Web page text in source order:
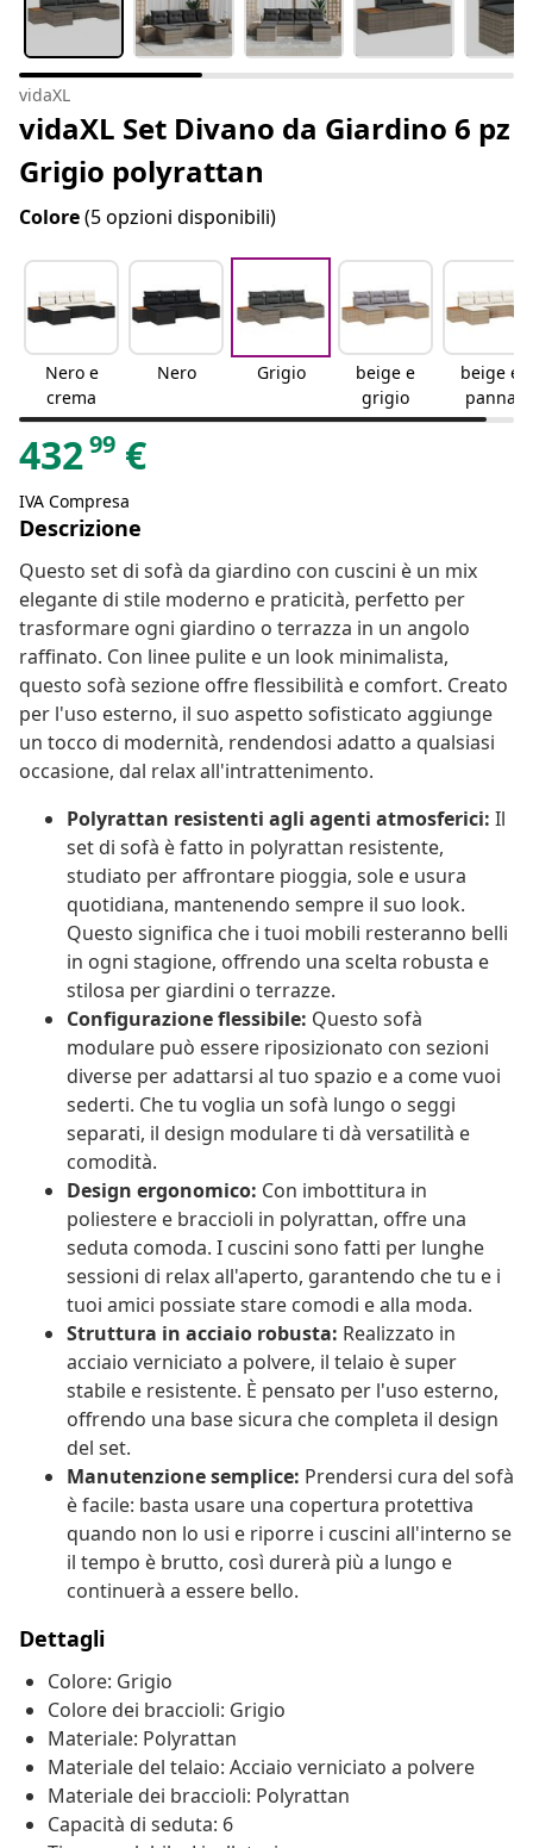
vidaXL
vidaXL Set Divano da Giardino 6 pz
Grigio polyrattan
Colore(5 opzioni disponibili)
Nero e
crema
Nero Grigio
beige e
grigio
beige e
panna
43299 €
IVA Compresa
Descrizione
Questo set di sofà da giardino con cuscini è un mix
elegante di stile moderno e praticità, perfetto per
trasformare ogni giardino o terrazza in un angolo
raffinato. Con linee pulite e un look minimalista,
questo sofà sezione offre flessibilità e comfort. Creato
per l'uso esterno, il suo aspetto sofisticato aggiunge
un tocco di modernità, rendendosi adatto a qualsiasi
occasione, dal relax all'intrattenimento.
Polyrattan resistenti agli agenti atmosferici: Il
set di sofà è fatto in polyrattan resistente,
studiato per affrontare pioggia, sole e usura
quotidiana, mantenendo sempre il suo look.
Questo significa che i tuoi mobili resteranno belli
in ogni stagione, offrendo una scelta robusta e
stilosa per giardini o terrazze.
Configurazione flessibile: Questo sofà
modulare può essere riposizionato con sezioni
diverse per adattarsi al tuo spazio e a come vuoi
sederti. Che tu voglia un sofà lungo o seggi
separati, il design modulare ti dà versatilità e
comodità.
Design ergonomico: Con imbottitura in
poliestere e braccioli in polyrattan, offre una
seduta comoda. I cuscini sono fatti per lunghe
sessioni di relax all'aperto, garantendo che tu e i
tuoi amici possiate stare comodi e alla moda.
Struttura in acciaio robusta: Realizzato in
acciaio verniciato a polvere, il telaio è super
stabile e resistente. È pensato per l'uso esterno,
offrendo una base sicura che completa il design
del set.
Manutenzione semplice: Prendersi cura del sofà
è facile: basta usare una copertura protettiva
quando non lo usi e riporre i cuscini all'interno se
il tempo è brutto, così durerà più a lungo e
continuerà a essere bello.
Dettagli
Colore: Grigio
Colore dei braccioli: Grigio
Materiale: Polyrattan
Materiale del telaio: Acciaio verniciato a polvere
Materiale dei braccioli: Polyrattan
Capacità di seduta: 6